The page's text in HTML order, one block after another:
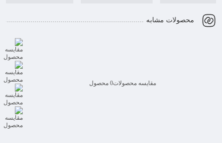
محصولات مشابه
مقایسه محصولات0 محصول